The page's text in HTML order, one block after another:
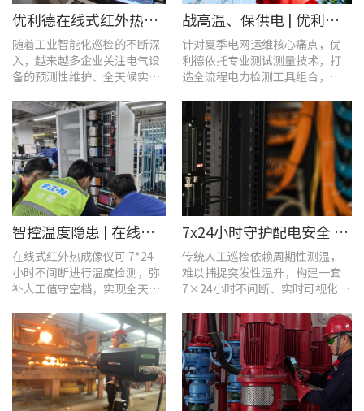
优利德在线式红外热成像仪在配电柜运维中的实测应用(系列篇)
随着工业智能化巡检的不断深
入，越来越多企业关注电气设
备的预测性维护、全天候实时
查。
战高温、保供电 | 优利德全系列电力运维检测工具，助力夏季电网运维更高效
针对夏季电网运维核心痛点，优
利德依托专业测试测量技术，打
造全流程电力检测工具组合，覆
测及电能质量分析等核心场景
智控温度隐患 | 在线式红外热成像仪在UPS电源柜老化监测中的应用
在线式红外热成像仪可 7*24
小时不间断进行温度检测，弥
补人工值守空档，实现全天候
7x24小时守护配电安全 | 优利德在线式热成像方案在配电系统中的应用实践
传统人工巡检依赖周期性测温，
难以捕捉突发性温升，构建一套
7×24小时不间断、实时可视化的
域全时段智能测温、风险实时预
警。